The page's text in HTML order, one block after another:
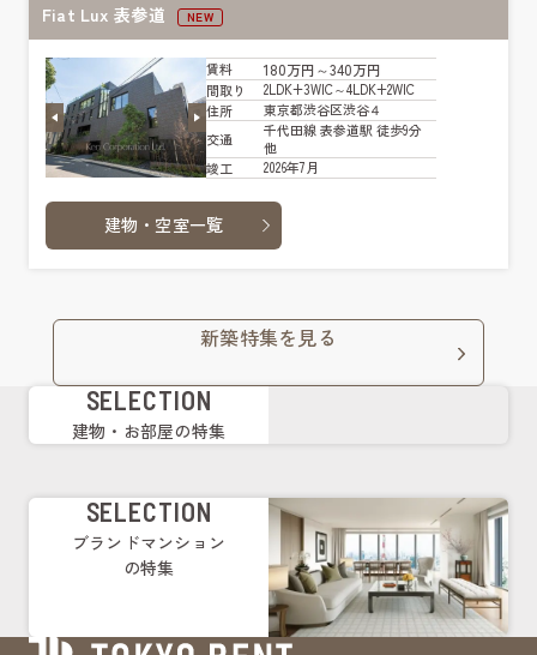
Fiat Lux 表参道 NEW
賃料 180万円～340万円
間取り
2LDK+3WIC～4LDK+2WIC
住所
東京都渋谷区渋谷４
交通
千代田線 表参道駅 徒歩9分
他
竣工
2026年7月
建物・空室一覧
新築特集を見る
SELECTION
建物・お部屋の特集
SELECTION
ブランドマンション
の特集